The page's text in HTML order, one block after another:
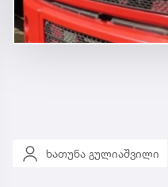
ხათუნა გულიაშვილი